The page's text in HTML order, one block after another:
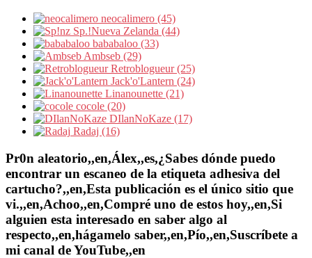
neocalimero (45)
Sp.!Nueva Zelanda (44)
bababaloo (33)
Ambseb (29)
Retroblogueur (25)
Jack'o'Lantern (24)
Linanounette (21)
cocole (20)
DIlanNoKaze (17)
Radaj (16)
Pr0n aleatorio,,en,Álex,,es,¿Sabes dónde puedo
encontrar un escaneo de la etiqueta adhesiva del
cartucho?,,en,Esta publicación es el único sitio que
vi.,,en,Achoo,,en,Compré uno de estos hoy,,en,Si
alguien esta interesado en saber algo al
respecto,,en,hágamelo saber,,en,Pío,,en,Suscríbete a
mi canal de YouTube,,en